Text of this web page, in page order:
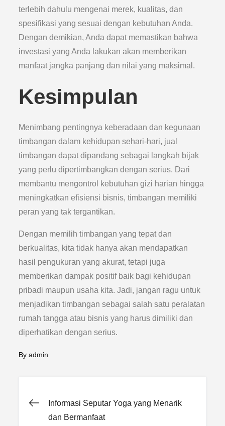
terlebih dahulu mengenai merek, kualitas, dan
spesifikasi yang sesuai dengan kebutuhan Anda.
Dengan demikian, Anda dapat memastikan bahwa
investasi yang Anda lakukan akan memberikan
manfaat jangka panjang dan nilai yang maksimal.
Kesimpulan
Menimbang pentingnya keberadaan dan kegunaan
timbangan dalam kehidupan sehari-hari, jual
timbangan dapat dipandang sebagai langkah bijak
yang perlu dipertimbangkan dengan serius. Dari
membantu mengontrol kebutuhan gizi harian hingga
meningkatkan efisiensi bisnis, timbangan memiliki
peran yang tak tergantikan.
Dengan memilih timbangan yang tepat dan
berkualitas, kita tidak hanya akan mendapatkan
hasil pengukuran yang akurat, tetapi juga
memberikan dampak positif baik bagi kehidupan
pribadi maupun usaha kita. Jadi, jangan ragu untuk
menjadikan timbangan sebagai salah satu peralatan
rumah tangga atau bisnis yang harus dimiliki dan
diperhatikan dengan serius.
Byadmin
Post
Informasi Seputar Yoga yang Menarik
dan Bermanfaat